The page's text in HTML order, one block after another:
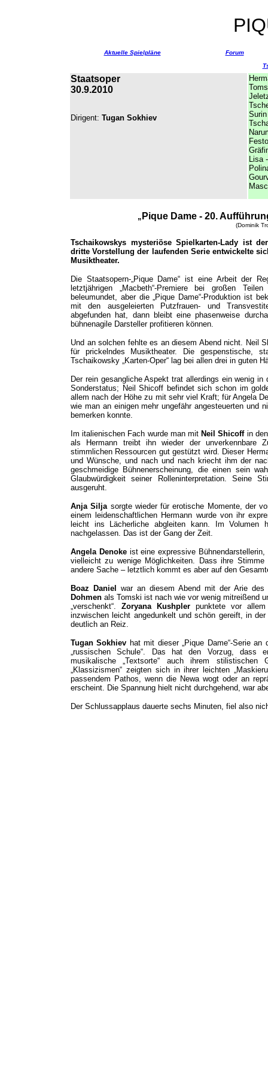
Aktuelle Spielpläne
Forum
Staatsoper
30.9.2010
Dirigent: Tugan Sokhiev
Lisa -
„ Pique Dame - 20.
(Dominik
Tschaikowskys mysteriöse Spielkarten-Lady ist
dritte Vorstellung der laufenden Serie entwickelte
Musiktheater.
Die Staatsopern-„Pique Dame“ ist eine Arbeit der
letztjährigen „Macbeth“-Premiere bei großen
beleumundet, aber die „Pique Dame“-Produktion ist
mit den ausgeleierten Putzfrauen- und
abgefunden hat, dann bleibt eine phasenweise
bühnenagile Darsteller profitieren können.
Und an solchen fehlte es an diesem Abend nicht. Neil
für prickelndes Musiktheater. Die gespenstische,
Tschaikowsky „Karten-Oper“ lag bei allen drei in guten
Der rein gesangliche Aspekt trat allerdings ein wenig
Sonderstatus; Neil Shicoff befindet sich schon im
allem nach der Höhe zu mit sehr viel Kraft; für Angela
wie man an einigen mehr ungefähr angesteuerten und
bemerken konnte.
Im italienischen Fach wurde man mit Neil Shicoffin den
als Hermann treibt ihn wieder der unverkennbare
stimmlichen Ressourcen gut gestützt wird. Dieser
und Wünsche, und nach und nach kriecht ihm der
geschmeidige Bühnenerscheinung, die einen sein
Glaubwürdigkeit seiner Rolleninterpretation. Seine
ausgeruht.
Anja Siljasorgte wieder für erotische Momente, der
einem leidenschaftlichen Hermann wurde von ihr
leicht ins Lächerliche abgleiten kann. Im
nachgelassen. Das ist der Gang der Zeit.
Angela Denoke ist eine expressive
vielleicht zu wenige Möglichkeiten. Dass ihre
andere Sache – letztlich kommt es aber auf den
Boaz Daniel
war an diesem Abend mit der Arie
Dohmen als Tomski ist nach wie vor wenig mitreißend
„verschenkt“. Zoryana Kushpler punktete vor
inzwischen leicht angedunkelt und schön gereift, in
deutlich an Reiz.
Tugan Sokhiev hat mit dieser „Pique Dame“-Serie
„russischen Schule“. Das hat den Vorzug, dass
musikalische „Textsorte“ auch ihrem
„Klassizismen“ zeigten sich in ihrer leichten
passendem Pathos, wenn die Newa wogt oder an
erscheint. Die Spannung hielt nicht durchgehend, war
Der Schlussapplaus dauerte sechs Minuten, fiel also